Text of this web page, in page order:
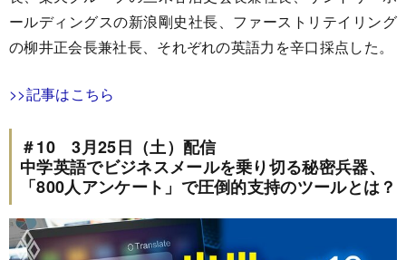
ールディングスの新浪剛史社長、ファーストリテイリング
の柳井正会長兼社長、それぞれの英語力を辛口採点した。
>>記事はこちら
＃10 3月25日（土）配信
中学英語でビジネスメールを乗り切る秘密兵器、
「800人アンケート」で圧倒的支持のツールとは？